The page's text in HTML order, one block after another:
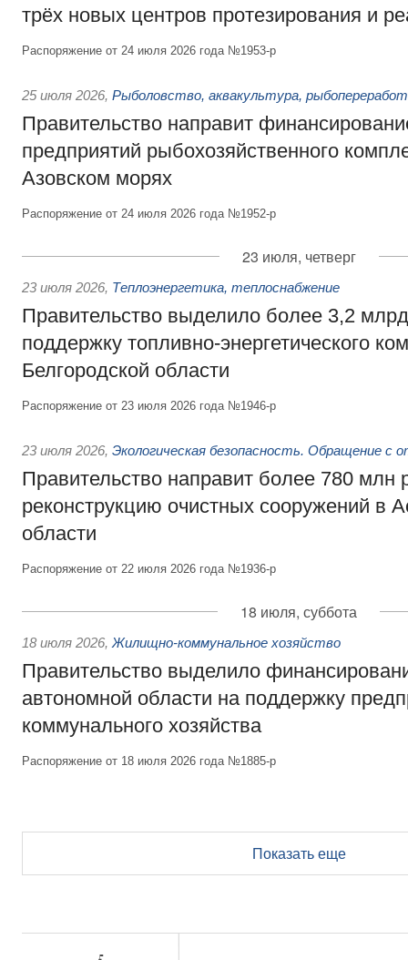
трёх новых центров протезирования и
Распоряжение от 24 июля 2026 года №1953-р
25 июля 2026, Рыболовство, аквакультура,
Правительство направит
предприятий рыбохозяйственного
Азовском морях
Распоряжение от 24 июля 2026 года №1952-р
23 июля, четверг
23 июля 2026, Теплоэнергетика, теплоснабжение
Правительство выделило более 3,2
поддержку топливно-энергетического
Белгородской области
Распоряжение от 23 июля 2026 года №1946-р
23 июля 2026, Экологическая безопасность. Обращение с
Правительство направит более 780 млн
реконструкцию очистных сооружений в
области
Распоряжение от 22 июля 2026 года №1936-р
18 июля, суббота
18 июля 2026, Жилищно-коммунальное хозяйство
Правительство выделило
автономной области на поддержку
коммунального хозяйства
Распоряжение от 18 июля 2026 года №1885-р
Показать еще